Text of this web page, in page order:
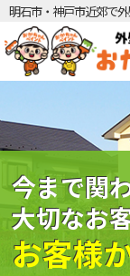
明石市・神戸市近郊で
今まで関
大切なお
お客様